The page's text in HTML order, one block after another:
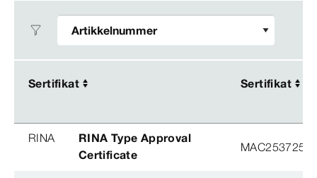
Sertifikat Sertifikat
Sertifikat Sertifikat
RINA
RINA Type Approval
Certificate